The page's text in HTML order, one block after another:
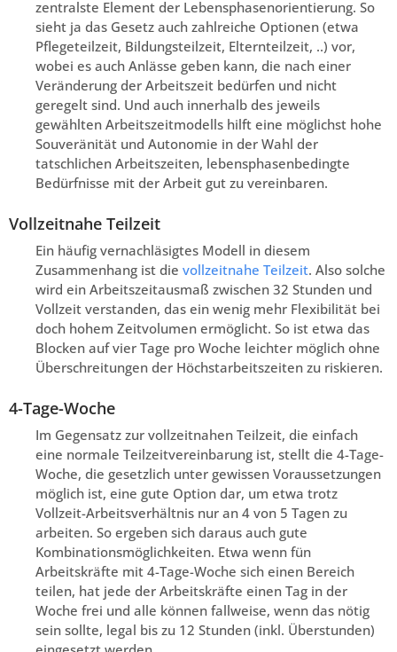
zentralste Element der Lebensphasenorientierung. So
sieht ja das Gesetz auch zahlreiche Optionen (etwa
Pflegeteilzeit, Bildungsteilzeit, Elternteilzeit, ..) vor,
wobei es auch Anlässe geben kann, die nach einer
Veränderung der Arbeitszeit bedürfen und nicht
geregelt sind. Und auch innerhalb des jeweils
gewählten Arbeitszeitmodells hilft eine möglichst hohe
Souveränität und Autonomie in der Wahl der
tatschlichen Arbeitszeiten, lebensphasenbedingte
Bedürfnisse mit der Arbeit gut zu vereinbaren.
Vollzeitnahe Teilzeit
Ein häufig vernachläsigtes Modell in diesem
Zusammenhang ist die vollzeitnahe Teilzeit. Also solche
wird ein Arbeitszeitausmaß zwischen 32 Stunden und
Vollzeit verstanden, das ein wenig mehr Flexibilität bei
doch hohem Zeitvolumen ermöglicht. So ist etwa das
Blocken auf vier Tage pro Woche leichter möglich ohne
Überschreitungen der Höchstarbeitszeiten zu riskieren.
4-Tage-Woche
Im Gegensatz zur vollzeitnahen Teilzeit, die einfach
eine normale Teilzeitvereinbarung ist, stellt die 4-Tage-
Woche, die gesetzlich unter gewissen Voraussetzungen
möglich ist, eine gute Option dar, um etwa trotz
Vollzeit-Arbeitsverhältnis nur an 4 von 5 Tagen zu
arbeiten. So ergeben sich daraus auch gute
Kombinationsmöglichkeiten. Etwa wenn fün
Arbeitskräfte mit 4-Tage-Woche sich einen Bereich
teilen, hat jede der Arbeitskräfte einen Tag in der
Woche frei und alle können fallweise, wenn das nötig
sein sollte, legal bis zu 12 Stunden (inkl. Überstunden)